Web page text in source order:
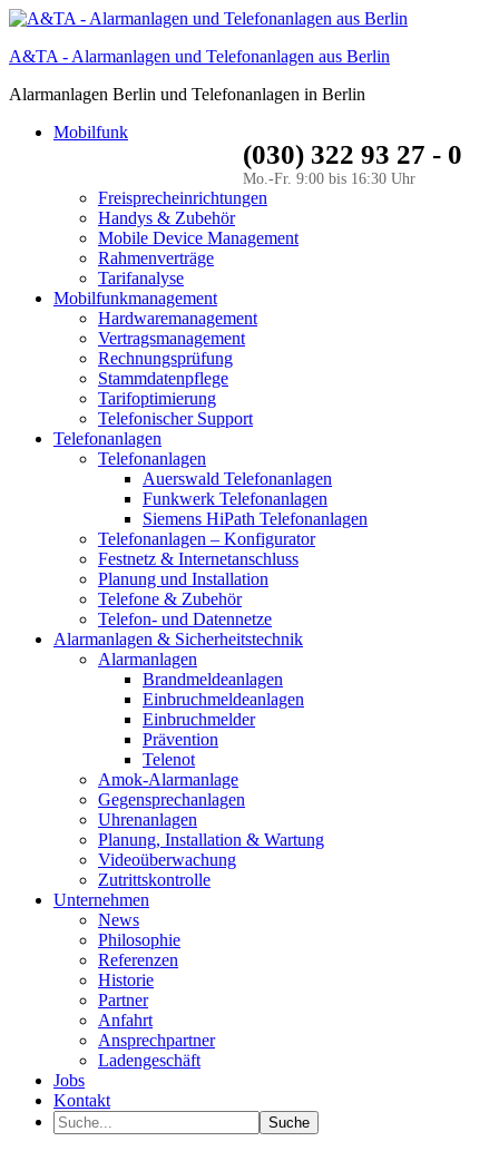
A&TA - Alarmanlagen und Telefonanlagen aus Berlin
Alarmanlagen Berlin und Telefonanlagen in Berlin
(030) 322 93 27 - 0
Mo.-Fr. 9:00 bis 16:30 Uhr
Mobilfunk
Freisprecheinrichtungen
Handys & Zubehör
Mobile Device Management
Rahmenverträge
Tarifanalyse
Mobilfunkmanagement
Hardwaremanagement
Vertragsmanagement
Rechnungsprüfung
Stammdatenpflege
Tarifoptimierung
Telefonischer Support
Telefonanlagen
Telefonanlagen
Auerswald Telefonanlagen
Funkwerk Telefonanlagen
Siemens HiPath Telefonanlagen
Telefonanlagen – Konfigurator
Festnetz & Internetanschluss
Planung und Installation
Telefone & Zubehör
Telefon- und Datennetze
Alarmanlagen & Sicherheitstechnik
Alarmanlagen
Brandmeldeanlagen
Einbruchmeldeanlagen
Einbruchmelder
Prävention
Telenot
Amok-Alarmanlage
Gegensprechanlagen
Uhrenanlagen
Planung, Installation & Wartung
Videoüberwachung
Zutrittskontrolle
Unternehmen
News
Philosophie
Referenzen
Historie
Partner
Anfahrt
Ansprechpartner
Ladengeschäft
Jobs
Kontakt